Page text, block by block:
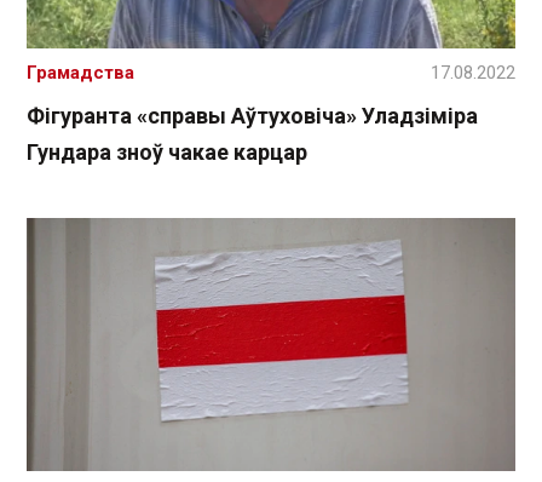
Фігуранта «справы Аўтуховіча» Уладзіміра
Гундара зноў чакае карцар
Грамадства 17.08.2022